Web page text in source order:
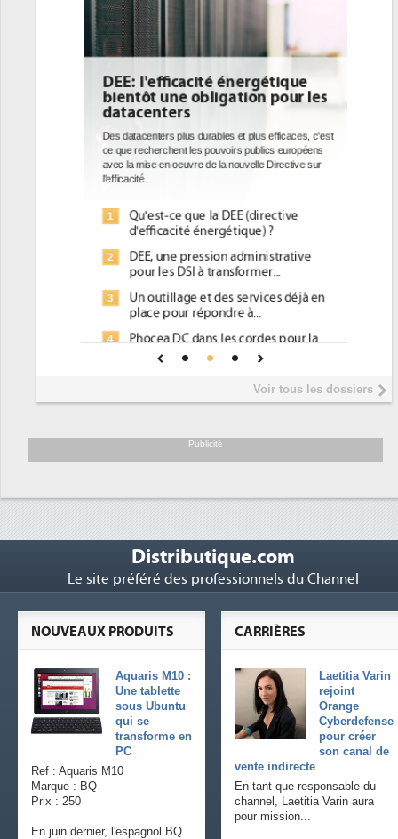
DEE: l'efficacité énergétique
bientôt une obligation pour les
datacenters
Des datacenters plus durables et plus efficaces, c'est
ce que recherchent les pouvoirs publics européens
avec la mise en oeuvre de la nouvelle Directive sur
l'efficacité...
1
Qu'est-ce que la DEE (directive
d'efficacité énergétique) ?
2
DEE, une pression administrative
pour les DSI à transformer...
3
Un outillage et des services déjà en
place pour répondre à...
4
Phocea DC dans les cordes pour la
Interview de Fabrice Coquio,
président de Digital Realty...
soutient les...
Voir tous les dossiers
Publicité
Distributique.com
Le site préféré des professionnels du Channel
CARRIÈRES
Laetitia Varin
rejoint
Orange
Cyberdefense
pour créer
son canal de
vente indirecte
En tant que responsable du
channel, Laetitia Varin aura
pour mission...
NOUVEAUX PRODUITS
Aquaris M10 :
Une tablette
sous Ubuntu
qui se
transforme en
PC
Ref : Aquaris M10
Marque : BQ
Prix : 250
En juin dernier, l'espagnol BQ